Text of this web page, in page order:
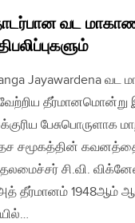
வட
Jayawardena
பேசுபொருளாக
சமூகத்தின்
சி.வி.
தீர்மானம் 1948ஆம்